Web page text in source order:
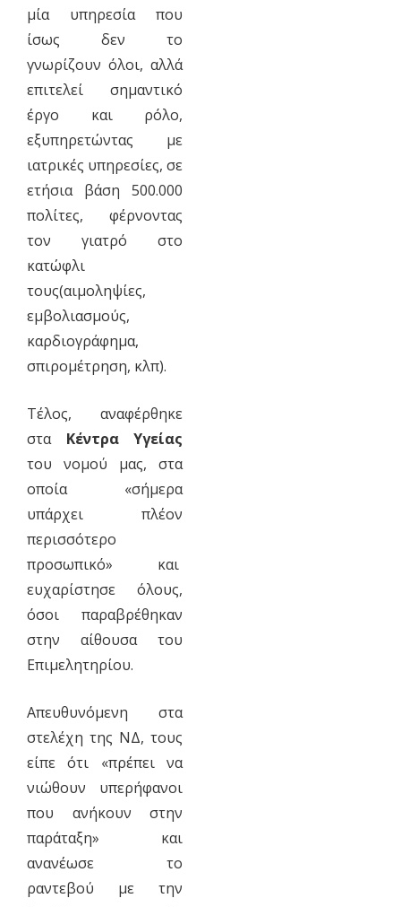
μία υπηρεσία που
ίσως δεν το
γνωρίζουν όλοι, αλλά
επιτελεί σημαντικό
έργο και ρόλο,
εξυπηρετώντας με
ιατρικές υπηρεσίες, σε
ετήσια βάση 500.000
πολίτες, φέρνοντας
τον γιατρό στο
κατώφλι
τους(αιμοληψίες,
εμβολιασμούς,
καρδιογράφημα,
σπιρομέτρηση, κλπ).
Τέλος, αναφέρθηκε
στα Κέντρα Υγείας
του νομού μας, στα
οποία «σήμερα
υπάρχει πλέον
περισσότερο
προσωπικό» και
ευχαρίστησε όλους,
όσοι παραβρέθηκαν
στην αίθουσα του
Επιμελητηρίου.
Απευθυνόμενη στα
στελέχη της ΝΔ, τους
είπε ότι «πρέπει να
νιώθουν υπερήφανοι
που ανήκουν στην
παράταξη» και
ανανέωσε το
ραντεβού με την